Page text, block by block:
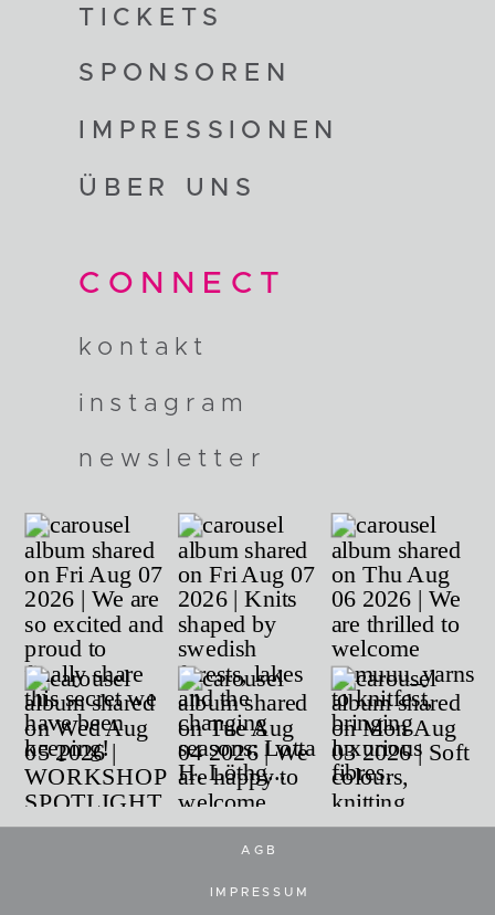
IMPRESSUM
CONNECT
TICKETS
kontakt
instagram
newsletter
AGB
ÜBER UNS
IMPRESSIONEN
SPONSOREN